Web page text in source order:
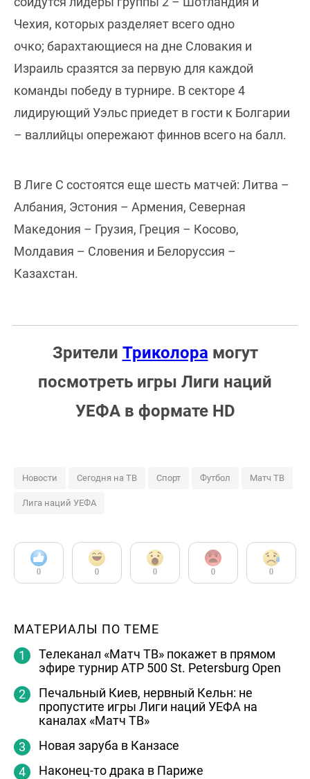
Чехия, которых разделяет всего одно
очко; барахтающиеся на дне Словакия и
Израиль сразятся за первую для каждой
команды победу в турнире. В секторе 4
лидирующий Уэльс приедет в гости к Болгарии
– валлийцы опережают финнов всего на балл.
В Лиге C состоятся еще шесть матчей: Литва –
Албания, Эстония – Армения, Северная
Македония – Грузия, Греция – Косово,
Молдавия – Словения и Белоруссия –
Казахстан.
Зрители Триколора могут
посмотреть игры Лиги наций
УЕФА в формате HD
Новости Сегодня на ТВ Спорт Футбол Матч ТВ
Лига наций УЕФА
0 0 0 0 0
МАТЕРИАЛЫ ПО ТЕМЕ
Телеканал «Матч ТВ» покажет в прямом
эфире турнир ATP 500 St. Petersburg Open
Печальный Киев, нервный Кельн: не
пропустите игры Лиги наций УЕФА на
каналах «Матч ТВ»
Новая заруба в Канзасе
Наконец-то драка в Париже